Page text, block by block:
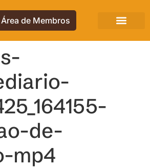
Área de Membros
de-
mp4